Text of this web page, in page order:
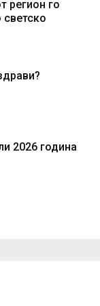
регион го
2026 година